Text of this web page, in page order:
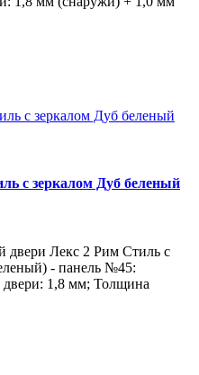
с зеркалом Дуб беленый
двери Лекс 2 Рим Стиль с
- панель №45:
двери: 1,8 мм; Толщина